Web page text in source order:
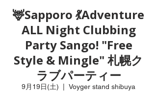
🦌Sapporo 💃Adventure
ALL Night Clubbing
Party Sango! "Free
Style & Mingle" 札幌ク
ラブパーティー
9月19日(土) Voyger stand shibuya